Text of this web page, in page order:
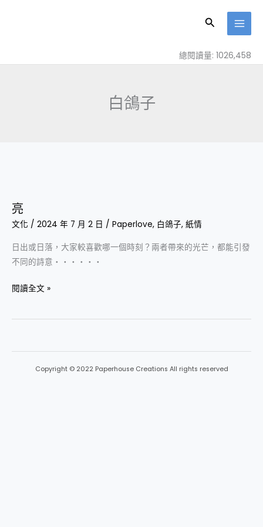
內
搜
總閱讀量: 1026,458
白鴿子
亮
文化 / 2024 年 7 月 2 日 / Paperlove, 白鴿子, 紙情
日出或日落，大家較喜歡哪一個時刻？兩者帶來的光芒，都能引發
不同的詩意‧‧‧‧‧‧
閱讀全文 »
Copyright © 2022 Paperhouse Creations All rights reserved